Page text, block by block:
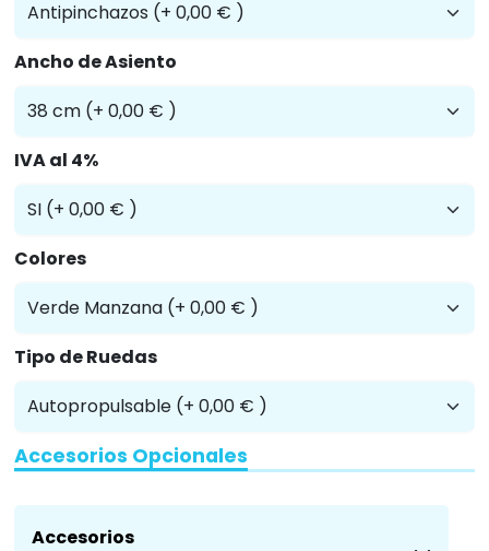
Ancho de Asiento
IVA al 4%
Colores
Tipo de Ruedas
Accesorios Opcionales
Accesorios